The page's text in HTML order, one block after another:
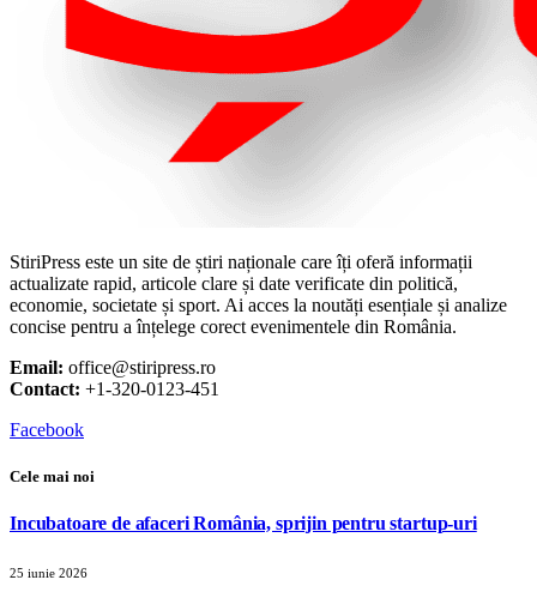
StiriPress este un site de știri naționale care îți oferă informații
actualizate rapid, articole clare și date verificate din politică,
economie, societate și sport. Ai acces la noutăți esențiale și analize
concise pentru a înțelege corect evenimentele din România.
Email: office@stiripress.ro
Contact: +1-320-0123-451
Facebook
Cele mai noi
Incubatoare de afaceri România, sprijin pentru startup-uri
25 iunie 2026